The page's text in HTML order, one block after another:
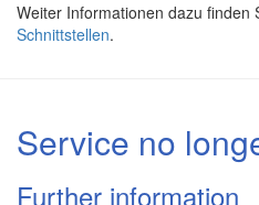
Weiter Informationen dazu finden
Schnittstellen.
Service no
Further information